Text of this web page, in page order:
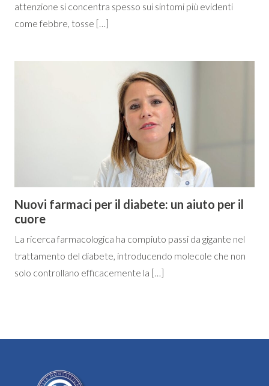
attenzione si concentra spesso sui sintomi più evidenti
come febbre, tosse […]
Nuovi farmaci per il diabete: un aiuto per il
cuore
La ricerca farmacologica ha compiuto passi da gigante nel
trattamento del diabete, introducendo molecole che non
solo controllano efficacemente la […]